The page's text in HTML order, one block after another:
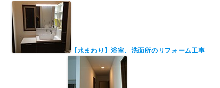
【水まわり】浴室、洗面所のリフォーム工事